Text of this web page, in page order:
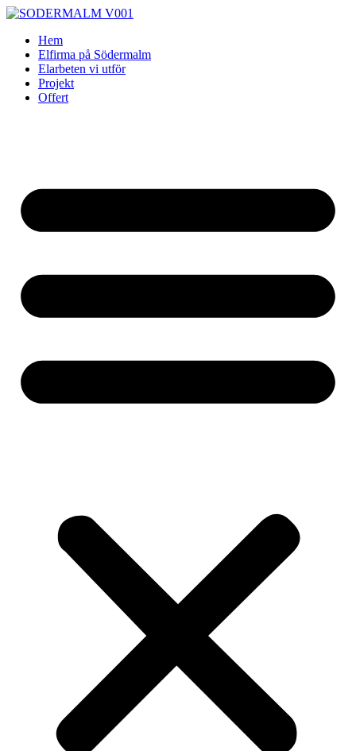
Skip
contentHem
Elfirma på Södermalm
Elarbeten vi utför
Projekt
Offert